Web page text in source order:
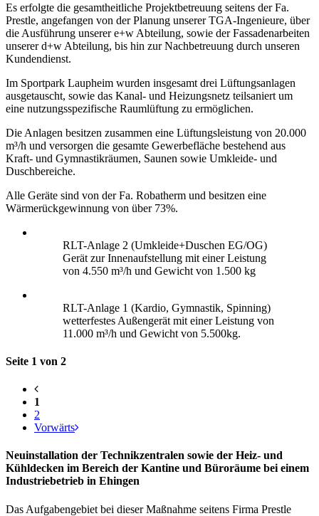
Es erfolgte die gesamtheitliche Projektbetreuung seitens der Fa.
Prestle, angefangen von der Planung unserer TGA-Ingenieure, über
die Ausführung unserer e+w Abteilung, sowie der Fassadenarbeiten
unserer d+w Abteilung, bis hin zur Nachbetreuung durch unseren
Kundendienst.
Im Sportpark Laupheim wurden insgesamt drei Lüftungsanlagen
ausgetauscht, sowie das Kanal- und Heizungsnetz teilsaniert um
eine nutzungsspezifische Raumlüftung zu ermöglichen.
Die Anlagen besitzen zusammen eine Lüftungsleistung von 20.000
m³/h und versorgen die gesamte Gewerbefläche bestehend aus
Kraft- und Gymnastikräumen, Saunen sowie Umkleide- und
Duschbereiche.
Alle Geräte sind von der Fa. Robatherm und besitzen eine
Wärmerückgewinnung von über 73%.
RLT-Anlage 2 (Umkleide+Duschen EG/OG)
Gerät zur Innenaufstellung mit einer Leistung
von 4.550 m³/h und Gewicht von 1.500 kg
RLT-Anlage 1 (Kardio, Gymnastik, Spinning)
wetterfestes Außengerät mit einer Leistung von
11.000 m³/h und Gewicht von 5.500kg.
Seite 1 von 2
1
2
Vorwärts
Neuinstallation der Technikzentralen sowie der Heiz- und
Kühldecken im Bereich der Kantine und Büroräume bei einem
Industriebetrieb in Ehingen
Das Aufgabengebiet bei dieser Maßnahme seitens Firma Prestle